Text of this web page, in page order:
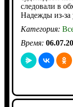
следовали в
Надежды из-за
Категория:
Время: